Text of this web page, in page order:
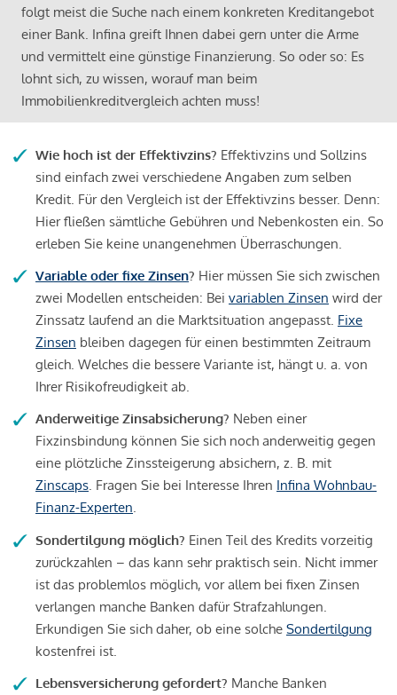
folgt meist die Suche nach einem konkreten Kreditangebot
einer Bank. Infina greift Ihnen dabei gern unter die Arme
und vermittelt eine günstige Finanzierung. So oder so: Es
lohnt sich, zu wissen, worauf man beim
Immobilienkreditvergleich achten muss!
Wie hoch ist der Effektivzins? Effektivzins und Sollzins
sind einfach zwei verschiedene Angaben zum selben
Kredit. Für den Vergleich ist der Effektivzins besser. Denn:
Hier fließen sämtliche Gebühren und Nebenkosten ein. So
erleben Sie keine unangenehmen Überraschungen.
Variable oder fixe Zinsen? Hier müssen Sie sich zwischen
zwei Modellen entscheiden: Bei variablen Zinsen wird der
Zinssatz laufend an die Marktsituation angepasst. Fixe
Zinsen bleiben dagegen für einen bestimmten Zeitraum
gleich. Welches die bessere Variante ist, hängt u. a. von
Ihrer Risikofreudigkeit ab.
Anderweitige Zinsabsicherung? Neben einer
Fixzinsbindung können Sie sich noch anderweitig gegen
eine plötzliche Zinssteigerung absichern, z. B. mit
Zinscaps. Fragen Sie bei Interesse Ihren Infina Wohnbau-
Finanz-Experten.
Sondertilgung möglich? Einen Teil des Kredits vorzeitig
zurückzahlen – das kann sehr praktisch sein. Nicht immer
ist das problemlos möglich, vor allem bei fixen Zinsen
verlangen manche Banken dafür Strafzahlungen.
Erkundigen Sie sich daher, ob eine solche Sondertilgung
kostenfrei ist.
Lebensversicherung gefordert? Manche Banken